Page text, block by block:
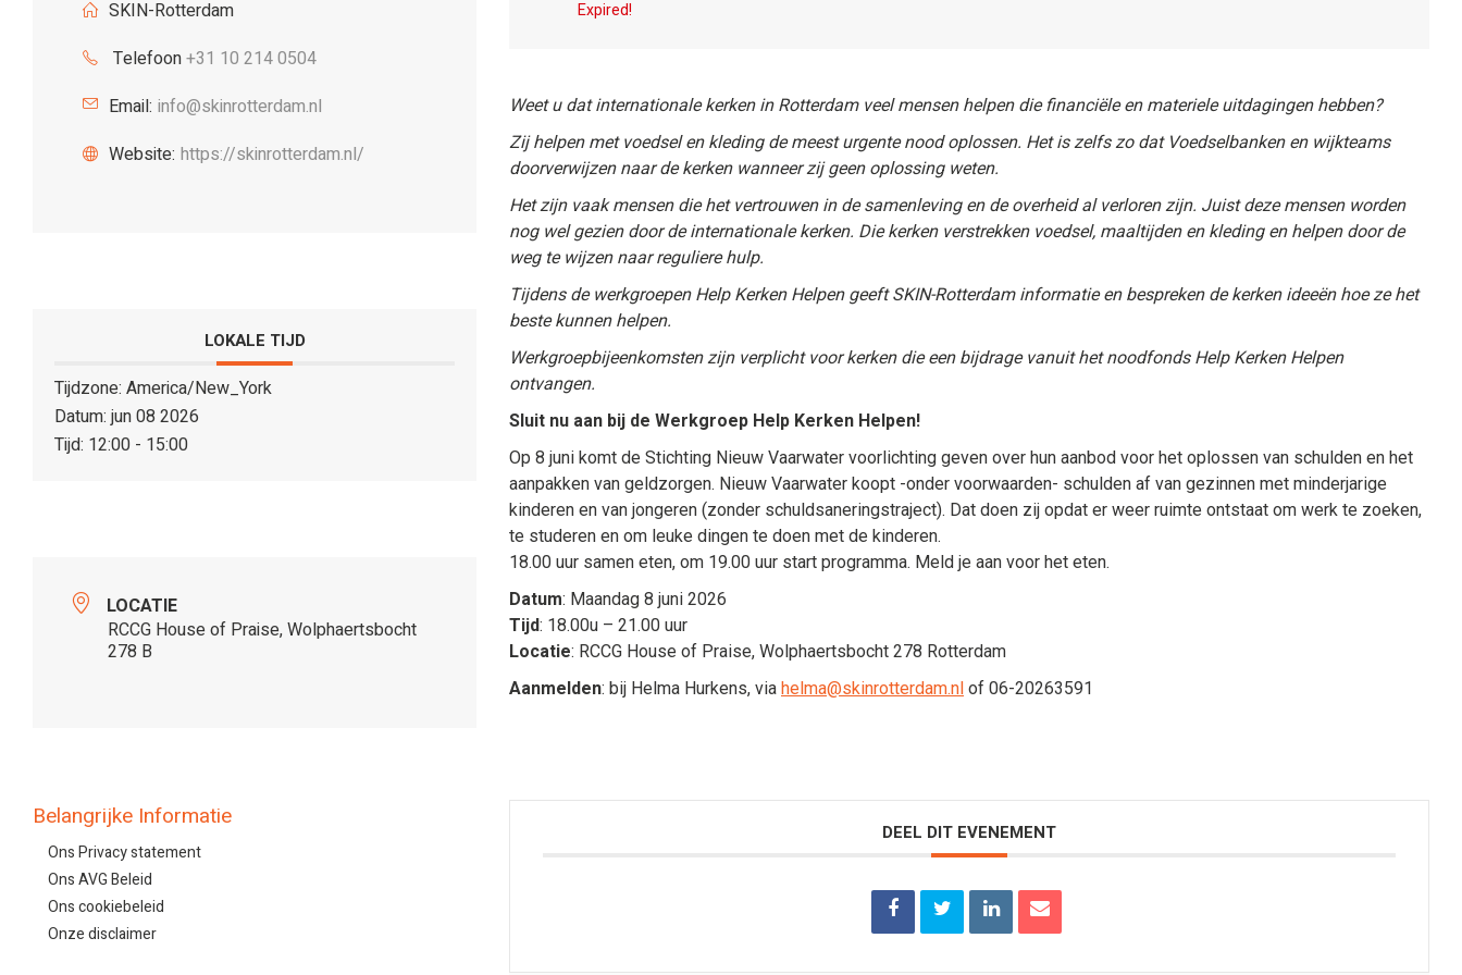
SKIN-Rotterdam
Telefoon+31 10 214 0504
Email: info@skinrotterdam.nl
Website: https://skinrotterdam.nl/
LOKALE TIJD
Tijdzone: America/New_York
Datum:jun 08 2026
Tijd: 12:00 - 15:00
LOCATIE
RCCG House of Praise, Wolphaertsbocht
278 B
Belangrijke Informatie
Ons Privacy statement
Ons AVG Beleid
Ons cookiebeleid
Onze disclaimer
Expired!
Weet u dat internationale kerken in Rotterdam veel mensen helpen die financiële en materiele uitdagingen hebben?
Zij helpen met voedsel en kleding de meest urgente nood oplossen. Het is zelfs zo dat Voedselbanken en wijkteams
doorverwijzen naar de kerken wanneer zij geen oplossing weten.
Het zijn vaak mensen die het vertrouwen in de samenleving en de overheid al verloren zijn. Juist deze mensen worden
nog wel gezien door de internationale kerken. Die kerken verstrekken voedsel, maaltijden en kleding en helpen door de
weg te wijzen naar reguliere hulp.
Tijdens de werkgroepen Help Kerken Helpen geeft SKIN-Rotterdam informatie en bespreken de kerken ideeën hoe ze het
beste kunnen helpen.
Werkgroepbijeenkomsten zijn verplicht voor kerken die een bijdrage vanuit het noodfonds Help Kerken Helpen
ontvangen.
Sluit nu aan bij de Werkgroep Help Kerken Helpen!
Op 8 juni komt de Stichting Nieuw Vaarwater voorlichting geven over hun aanbod voor het oplossen van schulden en het
aanpakken van geldzorgen. Nieuw Vaarwater koopt -onder voorwaarden- schulden af van gezinnen met minderjarige
kinderen en van jongeren (zonder schuldsaneringstraject). Dat doen zij opdat er weer ruimte ontstaat om werk te zoeken,
te studeren en om leuke dingen te doen met de kinderen.
18.00 uur samen eten, om 19.00 uur start programma. Meld je aan voor het eten.
Datum: Maandag 8 juni 2026
Tijd: 18.00u – 21.00 uur
Locatie: RCCG House of Praise, Wolphaertsbocht 278 Rotterdam
Aanmelden: bij Helma Hurkens, via helma@skinrotterdam.nl of 06-20263591
DEEL DIT EVENEMENT